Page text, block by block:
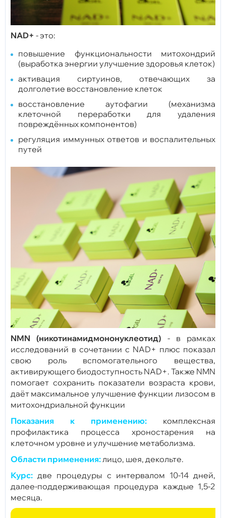
NAD+ - это:
повышение функциональности митохондрий
(выработка энергии улучшение здоровья клеток)
активация сиртуинов, отвечающих за
долголетие восстановление клеток
восстановление аутофагии (механизма
клеточной переработки для удаления
повреждённых компонентов)
регуляция иммунных ответов и воспалительных
путей
NMN (никотинамидмононуклеотид) - в рамках
исследований в сочетании с NAD+ плюс показал
свою роль вспомогательного вещества,
активирующего биодоступность NAD+. Также NMN
помогает сохранить показатели возраста крови,
даёт максимальное улучшение функции лизосом в
митохондриальной функции
Показания к применению: комплексная
профилактика процесса хроностарения на
клеточном уровне и улучшение метаболизма.
Области применения: лицо, шея, декольте.
Курс: две процедуры с интервалом 10-14 дней,
далее-поддерживающая процедура каждые 1,5-2
месяца.